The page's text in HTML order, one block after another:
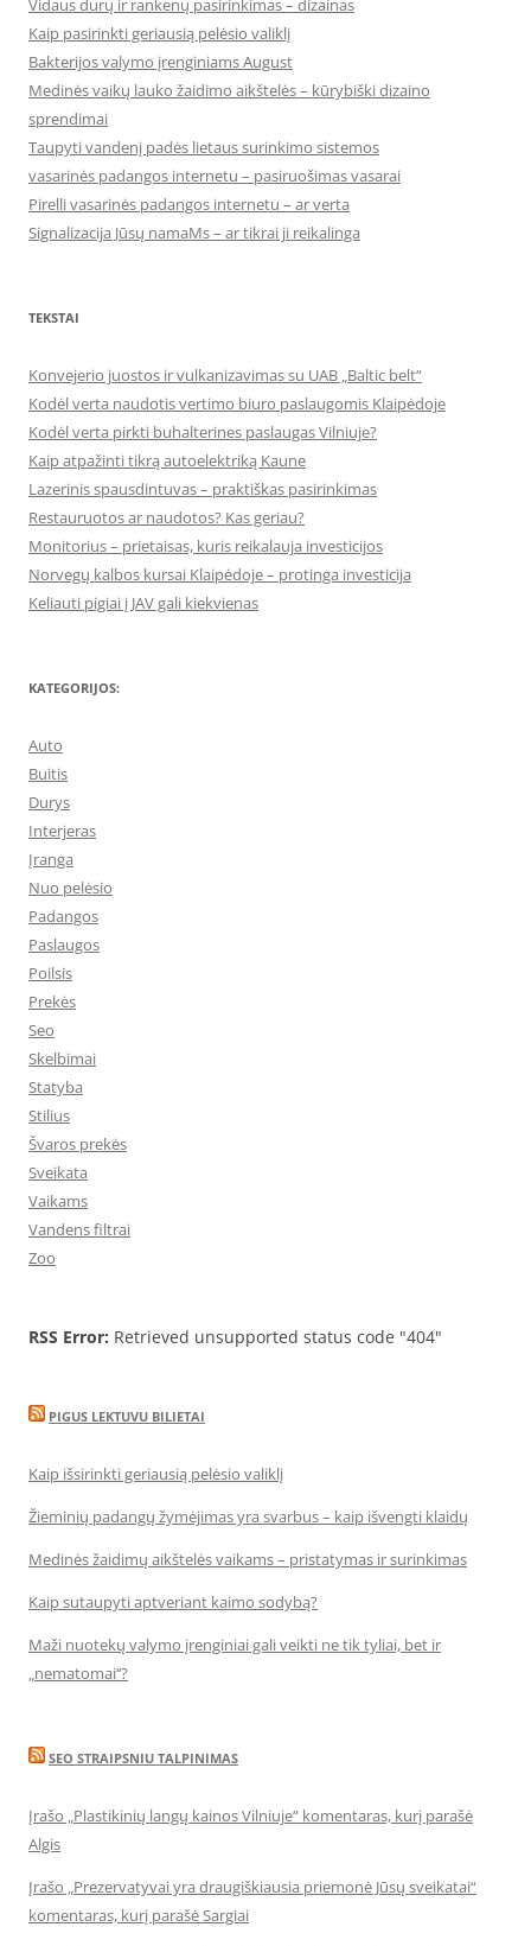
Vidaus durų ir rankenų pasirinkimas – dizainas
Kaip pasirinkti geriausią pelėsio valiklį
Bakterijos valymo įrenginiams August
Medinės vaikų lauko žaidimo aikštelės – kūrybiški dizaino
sprendimai
Taupyti vandenį padės lietaus surinkimo sistemos
vasarinės padangos internetu – pasiruošimas vasarai
Pirelli vasarinės padangos internetu – ar verta
Signalizacija Jūsų namaMs – ar tikrai ji reikalinga
TEKSTAI
Konvejerio juostos ir vulkanizavimas su UAB „Baltic belt“
Kodėl verta naudotis vertimo biuro paslaugomis Klaipėdoje
Kodėl verta pirkti buhalterines paslaugas Vilniuje?
Kaip atpažinti tikrą autoelektriką Kaune
Lazerinis spausdintuvas – praktiškas pasirinkimas
Restauruotos ar naudotos? Kas geriau?
Monitorius – prietaisas, kuris reikalauja investicijos
Norvegų kalbos kursai Klaipėdoje – protinga investicija
Keliauti pigiai į JAV gali kiekvienas
KATEGORIJOS:
Auto
Buitis
Durys
Interjeras
Įranga
Nuo pelėsio
Padangos
Paslaugos
Poilsis
Prekės
Seo
Skelbimai
Statyba
Stilius
Švaros prekės
Sveikata
Vaikams
Vandens filtrai
Zoo
RSS Error: Retrieved unsupported status code "404"
PIGUS LEKTUVU BILIETAI
Kaip išsirinkti geriausią pelėsio valiklį
Žieminių padangų žymėjimas yra svarbus – kaip išvengti klaidų
Medinės žaidimų aikštelės vaikams – pristatymas ir surinkimas
Kaip sutaupyti aptveriant kaimo sodybą?
Maži nuotekų valymo įrenginiai gali veikti ne tik tyliai, bet ir
„nematomai‘‘?
SEO STRAIPSNIU TALPINIMAS
Įrašo „Plastikinių langų kainos Vilniuje“ komentaras, kurį parašė
Algis
Įrašo „Prezervatyvai yra draugiškiausia priemonė Jūsų sveikatai“
komentaras, kurį parašė Sargiai